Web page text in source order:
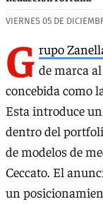
VIERNES 05 DE
G rupo
de marca
concebida como
Esta introduce
dentro del
de modelos de
Ceccato. El
un